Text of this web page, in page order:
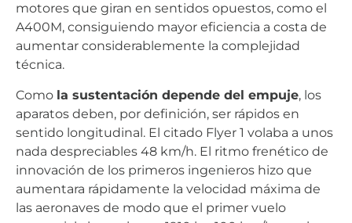
motores que giran en sentidos opuestos, como el
A400M, consiguiendo mayor eficiencia a costa de
aumentar considerablemente la complejidad
técnica.
Como la sustentación depende del empuje, los
aparatos deben, por definición, ser rápidos en
sentido longitudinal. El citado Flyer 1 volaba a unos
nada despreciables 48 km/h. El ritmo frenético de
innovación de los primeros ingenieros hizo que
aumentara rápidamente la velocidad máxima de
las aeronaves de modo que el primer vuelo